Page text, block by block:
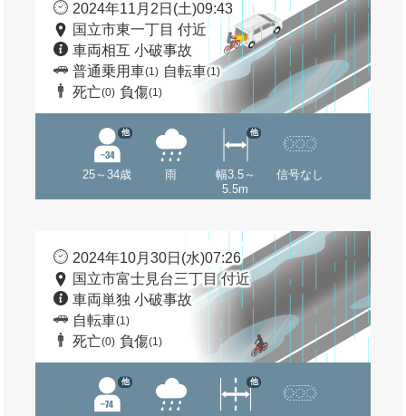
2024年11月2日(土)09:43
国立市東一丁目 付近
車両相互 小破事故
普通乗用車(1) 自転車(1)
死亡(0) 負傷(1)
25～34歳
他
雨
幅3.5～
5.5m
他
信号なし
2024年10月30日(水)07:26
国立市富士見台三丁目 付近
車両単独 小破事故
自転車(1)
死亡(0) 負傷(1)
他 他